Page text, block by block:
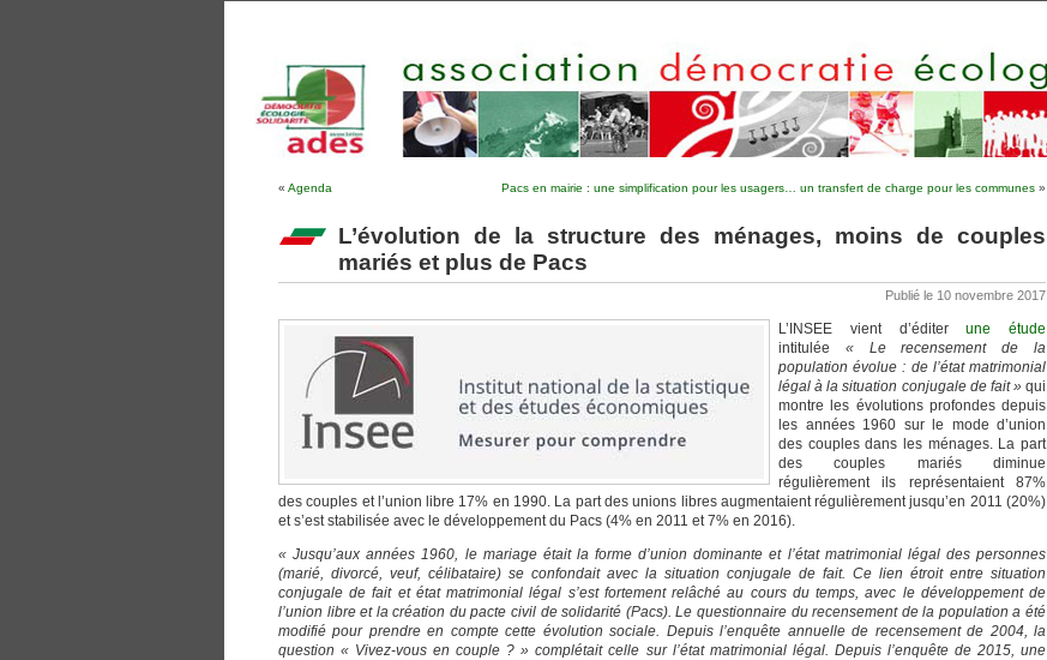
« Agenda Pacs en mairie : une simplification pour les usagers… un transfert de charge pour les communes »
L’évolution de la structure des ménages, moins de couples
mariés et plus de Pacs
Publié le 10 novembre 2017
L’INSEE vient d’éditerune étude
intitulée « Le recensement de la
population évolue : de l’état matrimonial
légal à la situation conjugale de fait »qui
montre les évolutions profondes depuis
les années 1960 sur le mode d’union
des couples dans les ménages. La part
des couples mariés diminue
régulièrement ils représentaient 87%
des couples et l’union libre 17% en 1990. La part des unions libres augmentaient régulièrement jusqu’en 2011 (20%)
et s’est stabilisée avec le développement du Pacs (4% en 2011 et 7% en 2016).
« Jusqu’aux années 1960, le mariage était la forme d’union dominante et l’état matrimonial légal des personnes
(marié, divorcé, veuf, célibataire) se confondait avec la situation conjugale de fait. Ce lien étroit entre situation
conjugale de fait et état matrimonial légal s’est fortement relâché au cours du temps, avec le développement de
l’union libre et la création du pacte civil de solidarité (Pacs). Le questionnaire du recensement de la population a été
modifié pour prendre en compte cette évolution sociale. Depuis l’enquête annuelle de recensement de 2004, la
question « Vivez-vous en couple ? » complétait celle sur l’état matrimonial légal. Depuis l’enquête de 2015, une